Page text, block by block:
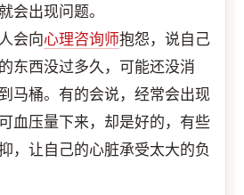
会出现问题。
会向心理咨询师抱怨，说自己
东西没过多久，可能还没消
马桶。有的会说，经常会出现
血压量下来，却是好的，有些
，让自己的心脏承受太大的负